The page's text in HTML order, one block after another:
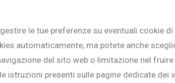
le tue preferenze su eventuali cookie
automaticamente, ma potete anche
del sito web o limitazione nel
istruzioni presenti sulle pagine dedicate dei